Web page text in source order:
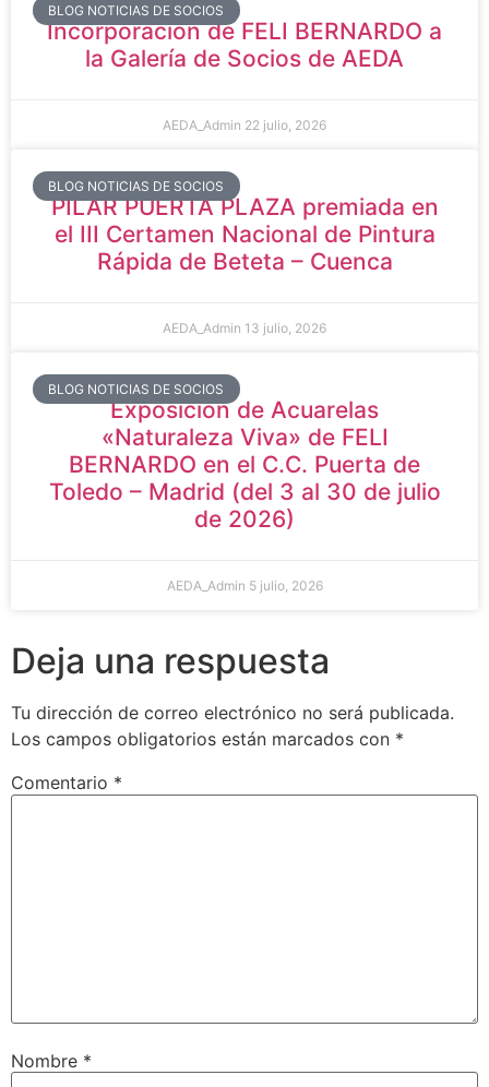
BLOG NOTICIAS DE SOCIOS
Incorporación de FELI BERNARDO a
la Galería de Socios de AEDA
AEDA_Admin 22 julio, 2026
BLOG NOTICIAS DE SOCIOS
PILAR PUERTA PLAZA premiada en
el III Certamen Nacional de Pintura
Rápida de Beteta – Cuenca
AEDA_Admin 13 julio, 2026
BLOG NOTICIAS DE SOCIOS
Exposición de Acuarelas
«Naturaleza Viva» de FELI
BERNARDO en el C.C. Puerta de
Toledo – Madrid (del 3 al 30 de julio
de 2026)
AEDA_Admin 5 julio, 2026
Deja una respuesta
Tu dirección de correo electrónico no será publicada.
Los campos obligatorios están marcados con *
Comentario *
Nombre *